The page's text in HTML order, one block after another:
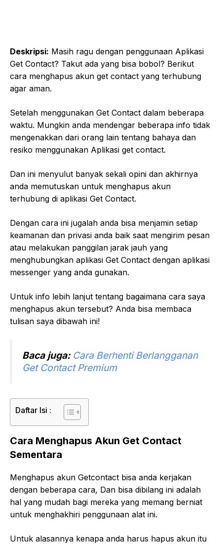
Deskripsi: Masih ragu dengan penggunaan Aplikasi
Get Contact? Takut ada yang bisa bobol? Berikut
cara menghapus akun get contact yang terhubung
agar aman.
Setelah menggunakan Get Contact dalam beberapa
waktu. Mungkin anda mendengar beberapa info tidak
mengenakkan dari orang lain tentang bahaya dan
resiko menggunakan Aplikasi get contact.
Dan ini menyulut banyak sekali opini dan akhirnya
anda memutuskan untuk menghapus akun
terhubung di aplikasi Get Contact.
Dengan cara ini jugalah anda bisa menjamin setiap
keamanan dan privasi anda baik saat mengirim pesan
atau melakukan panggilan jarak jauh yang
menghubungkan aplikasi Get Contact dengan aplikasi
messenger yang anda gunakan.
Untuk info lebih lanjut tentang bagaimana cara saya
menghapus akun tersebut? Anda bisa membaca
tulisan saya dibawah ini!
Baca juga: Cara Berhenti Berlangganan
Get Contact Premium
Daftar Isi :
Cara Menghapus Akun Get Contact
Sementara
Menghapus akun Getcontact bisa anda kerjakan
dengan beberapa cara, Dan bisa dibilang ini adalah
hal yang mudah bagi mereka yang memang berniat
untuk menghakhiri penggunaan alat ini.
Untuk alasannya kenapa anda harus hapus akun itu